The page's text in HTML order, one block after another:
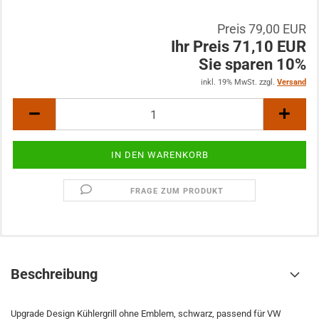
Preis 79,00 EUR
Ihr Preis 71,10 EUR
Sie sparen 10%
inkl. 19% MwSt. zzgl. Versand
FRAGE ZUM PRODUKT
Beschreibung
Upgrade Design Kühlergrill ohne Emblem, schwarz, passend für VW